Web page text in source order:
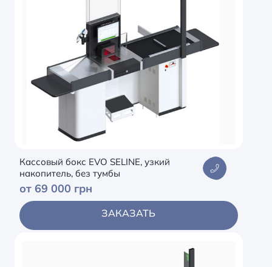
Кассовый бокс EVO SELINE, узкий
накопитель, без тумбы
от 69 000 грн
ЗАКАЗАТЬ